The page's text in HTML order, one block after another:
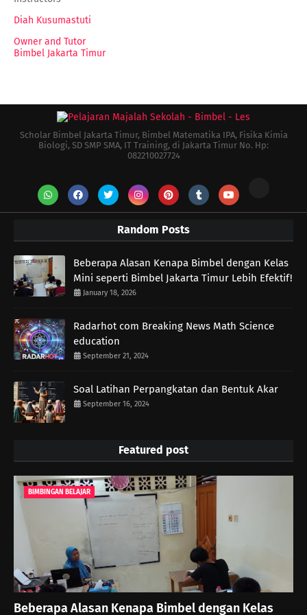
Diah Kusumastuti
Owner and Tutor
Bimbel Jakarta Timur
Scholar Bimbel Jakarta Timur, Bimbel Matematika IPA, Fisika Kimia
Biologi, SD SMP SMA, IT Training, di Jakarta Timur No. Hp:
082210027724
Random Posts
Beberapa Alasan Kenapa Bimbel dengan Kelas
Mini seperti Bimbel Jakarta Timur Lebih Efektif!
January 18, 2026
Radarhot com Breaking News Math Science
education
September 21, 2024
Soal Latihan Perpangkatan dan Bentuk Akar
September 16, 2024
Featured post
BIMBINGAN BELAJAR
Beberapa Alasan Kenapa Bimbel dengan Kelas